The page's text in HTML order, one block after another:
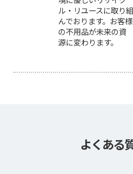
ル・リユースに取り組
んでおります。お客様
の不用品が未来の資
源に変わります。
よくある